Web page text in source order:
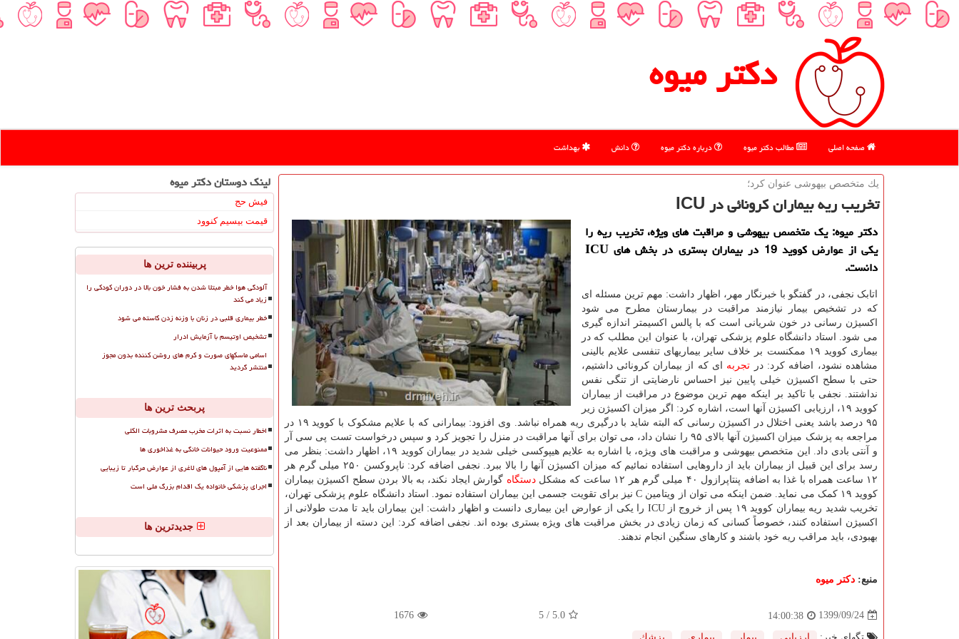
دكتر میوه
صفحه اصلی مطالب دكتر میوه درباره دكتر میوه دانش بهداشت
یك متخصص بیهوشی عنوان كرد؛
تخریب ریه بیماران كرونائی در ICU
دکتر میوه: یک متخصص بیهوشی و مراقبت های ویژه، تخریب ریه را
یکی از عوارض کووید 19 در بیماران بستری در بخش های ICU
دانست.
اتابک نجفی، در گفتگو با خبرنگار مهر، اظهار داشت: مهم ترین مسئله ای
که در تشخیص بیمار نیازمند مراقبت در بیمارستان مطرح می شود
اکسیژن رسانی در خون شریانی است که با پالس اکسیمتر اندازه گیری
می شود. استاد دانشگاه علوم پزشکی تهران، با عنوان این مطلب که در
بیماری کووید ۱۹ ممکنست بر خلاف سایر بیماریهای تنفسی علایم بالینی
مشاهده نشود، اضافه کرد: در تجربه ای که از بیماران کرونائی داشتیم،
حتی با سطح اکسیژن خیلی پایین نیز احساس نارضایتی از تنگی نفس
نداشتند. نجفی با تاکید بر اینکه مهم ترین موضوع در مراقبت از بیماران
کووید ۱۹، ارزیابی اکسیژن آنها است، اشاره کرد: اگر میزان اکسیژن زیر
۹۵ درصد باشد یعنی اختلال در اکسیژن رسانی که البته شاید با درگیری ریه همراه نباشد. وی افزود: بیمارانی که با علایم مشکوک با کووید ۱۹ در
مراجعه به پزشک میزان اکسیژن آنها بالای ۹۵ را نشان داد، می توان برای آنها مراقبت در منزل را تجویز کرد و سپس درخواست تست پی سی آر
و آنتی بادی داد. این متخصص بیهوشی و مراقبت های ویژه، با اشاره به علایم هیپوکسی خیلی شدید در بیماران کووید ۱۹، اظهار داشت: بنظر می
رسد برای این قبیل از بیماران باید از داروهایی استفاده نمائیم که میزان اکسیژن آنها را بالا ببرد. نجفی اضافه کرد: ناپروکسن ۲۵۰ میلی گرم هر
۱۲ ساعت همراه با غذا به اضافه پنتاپرازول ۴۰ میلی گرم هر ۱۲ ساعت که مشکل
دستگاه گوارش ایجاد نکند، به بالا بردن سطح اکسیژن بیماران
کووید ۱۹ کمک می نماید. ضمن اینکه می توان از ویتامین C نیز برای تقویت جسمی این بیماران استفاده نمود. استاد دانشگاه علوم پزشکی تهران،
تخریب شدید ریه بیماران کووید ۱۹ پس از خروج از ICU را یکی از عوارض این بیماری دانست و اظهار داشت: این بیماران باید تا مدت طولانی از
اکسیژن استفاده کنند، خصوصاً کسانی که زمان زیادی در بخش مراقبت های ویژه بستری بوده اند. نجفی اضافه کرد: این دسته از بیماران بعد از
بهبودی، باید مراقب ریه خود باشند و کارهای سنگین انجام ندهند.
منبع: دكتر میوه
1399/09/24
14:00:38
5.0
/ 5
1676
لینک دوستان دكتر میوه
فیش حج
قیمت بیسیم کنوود
پربیننده ترین ها
آلودگی هوا خطر مبتلا شدن به فشار خون بالا در دوران کودکی را
زیاد می کند
خطر بیماری قلبی در زنان با وزنه زدن کاسته می شود
تشخیص اوتیسم با آزمایش ادرار
اسامی ماسکهای صورت و کرم های روشن کننده بدون مجوز
منتشر گردید
پربحث ترین ها
اخطار نسبت به اثرات مخرب مصرف مشروبات الکلی
ممنوعیت ورود حیوانات خانگی به غذاخوری ها
ناگفته هایی از آمپول های لاغری از عوارض مرگبار تا زیبایی
اجرای پزشکی خانواده یک اقدام بزرگ ملی است
جدیدترین ها